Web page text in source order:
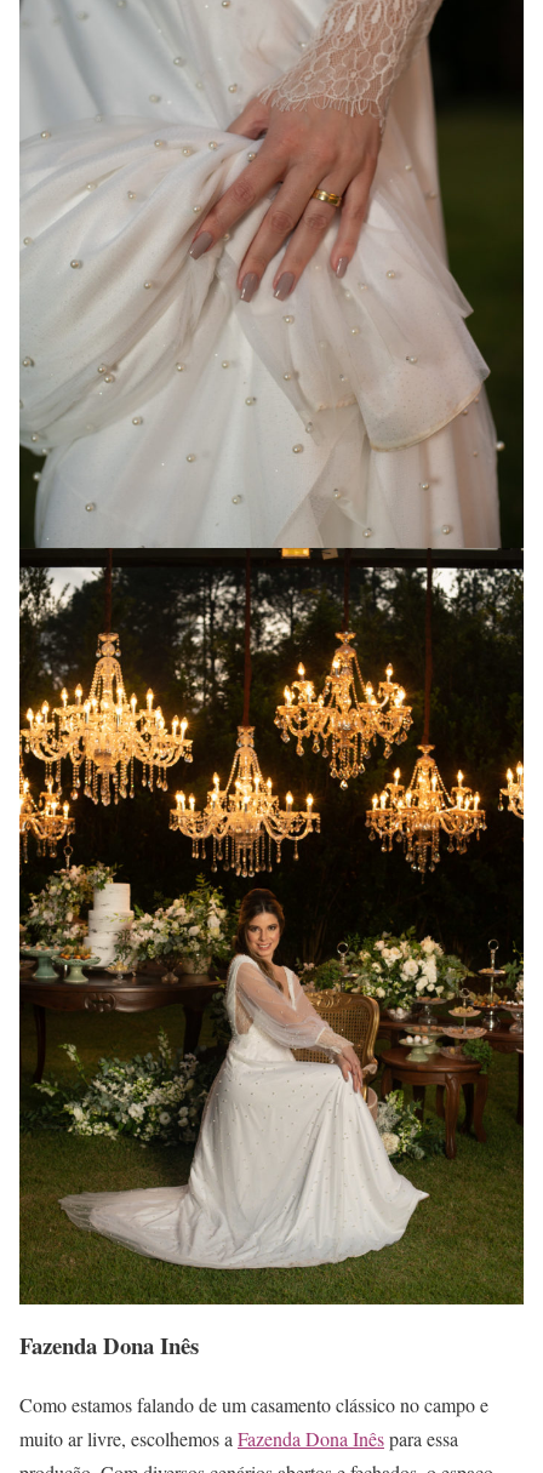
Fazenda Dona Inês
Como estamos falando de um casamento clássico no campo e
muito ar livre, escolhemos a Fazenda Dona Inêspara essa